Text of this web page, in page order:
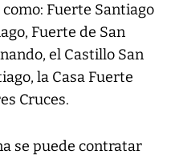
Fuerte Santiago
Fuerte de San
el Castillo San
la Casa Fuerte
Cruces.
se puede contratar